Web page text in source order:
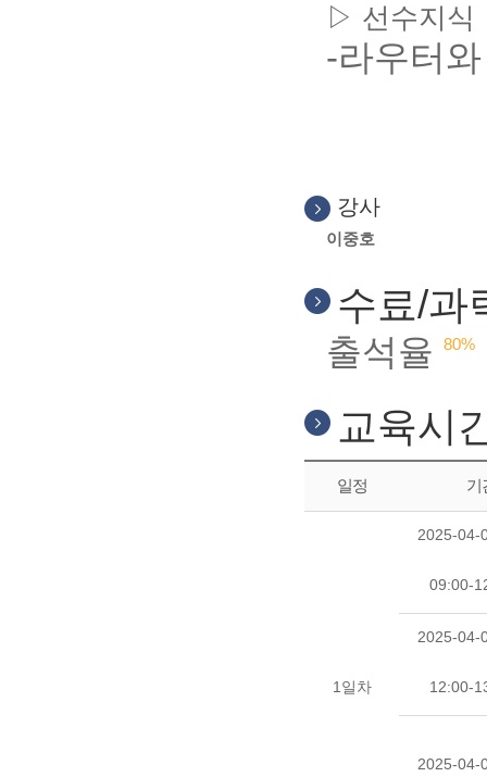
▷ 선수지식
-라우터
강사
이중호
수료/과
출석율 80%
교육시
일정 기
1일차
2025-04-
09:00-
2025-04-
12:00-
2025-04-